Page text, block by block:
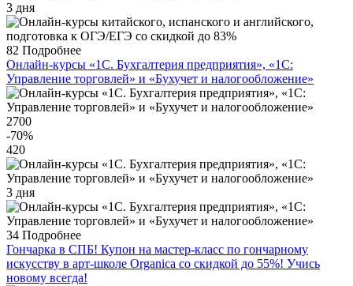
3 дня
82 Подробнее
Онлайн-курсы «1С. Бухгалтерия предприятия», «1С:
Управление торговлей» и «Бухучет и налогообложение»
2700
-70%
420
3 дня
34 Подробнее
Гончарка в СПБ! Купон на мастер-класс по гончарному
искусству в арт-школе Organica со скидкой до 55%! Учись
новому всегда!